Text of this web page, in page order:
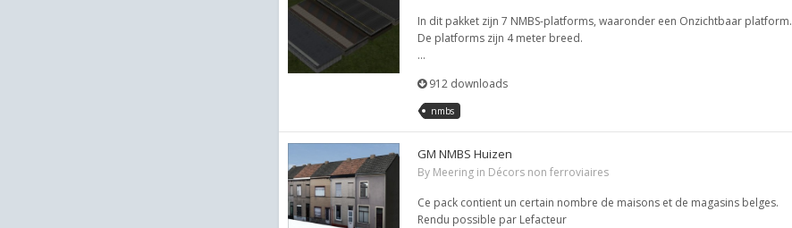
In dit pakket zijn 7 NMBS-platforms, waaronder een Onzichtbaar platform.
De platforms zijn 4 meter breed.
...
912 downloads
nmbs
GM NMBS Huizen
By Meering in Décors non ferroviaires
Ce pack contient un certain nombre de maisons et de magasins belges.
Rendu possible par Lefacteur